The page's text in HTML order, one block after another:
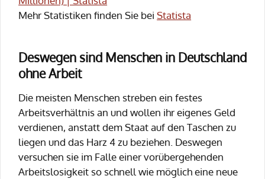
Mehr Statistiken finden Sie bei Statista
Deswegen sind Menschen in Deutschland
ohne Arbeit
Die meisten Menschen streben ein festes
Arbeitsverhältnis an und wollen ihr eigenes Geld
verdienen, anstatt dem Staat auf den Taschen zu
liegen und das Harz 4 zu beziehen. Deswegen
versuchen sie im Falle einer vorübergehenden
Arbeitslosigkeit so schnell wie möglich eine neue